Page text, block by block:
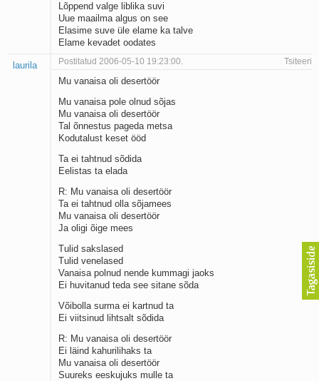
Lõppend valge liblika suvi
Uue maailma algus on see
Elasime suve üle elame ka talve
Elame kevadet oodates
laurila Postitatud 2006-05-10 19:23:00. Tsiteeri
Mu vanaisa oli desertöör
Mu vanaisa pole olnud sõjas
Mu vanaisa oli desertöör
Tal õnnestus pageda metsa
Kodutalust keset ööd
Ta ei tahtnud sõdida
Eelistas ta elada
R: Mu vanaisa oli desertöör
Ta ei tahtnud olla sõjamees
Mu vanaisa oli desertöör
Ja oligi õige mees
Tulid sakslased
Tulid venelased
Vanaisa polnud nende kummagi jaoks
Ei huvitanud teda see sitane sõda
Võibolla surma ei kartnud ta
Ei viitsinud lihtsalt sõdida
R: Mu vanaisa oli desertöör
Ei läind kahurilihaks ta
Mu vanaisa oli desertöör
Suureks eeskujuks mulle ta